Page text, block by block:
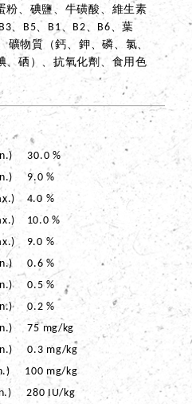
粉、碘鹽、牛磺酸、維生素
、B5、B1、B2、B6、葉
礦物質（鈣、鉀、磷、氯、
、硒）、抗氧化劑、食用色
30.0 %
9.0 %
4.0 %
10.0 %
9.0 %
0.6 %
0.5 %
0.2 %
mg/kg
mg/kg
100 mg/kg
280 IU/kg